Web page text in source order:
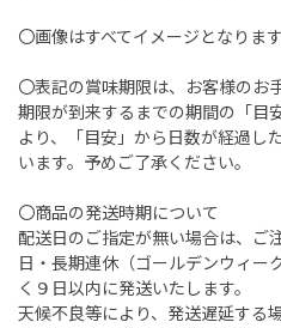
〇画像はすべてイメージとなります
〇表記の賞味期限は、お客様のお
期限が到来するまでの期間の「目
より、「目安」から日数が経過し
います。予めご了承ください。
〇商品の発送時期について
配送日のご指定が無い場合は、ご
日・長期連休（ゴールデンウィー
く９日以内に発送いたします。
天候不良等により、発送遅延する